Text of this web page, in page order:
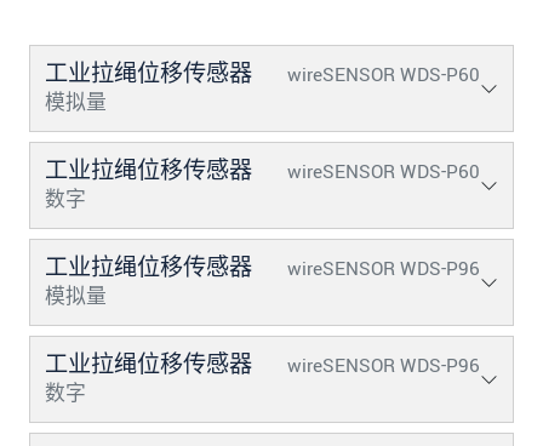
工业拉绳位移传感器
wireSENSOR WDS-P60
模拟量
工业拉绳位移传感器
wireSENSOR WDS-P60
数字
工业拉绳位移传感器
wireSENSOR WDS-P96
模拟量
工业拉绳位移传感器
wireSENSOR WDS-P96
数字
发送信息